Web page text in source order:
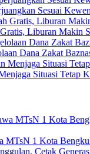
Sesuai
Liburan Makin
Dana Zakat
Situasi Tetap
1 Kota